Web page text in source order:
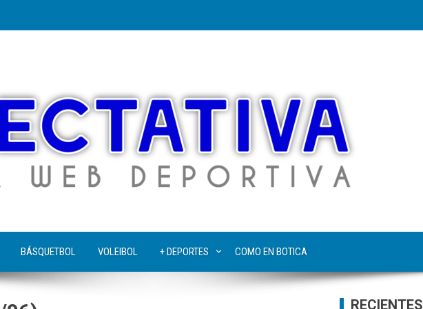
BÁSQUETBOL VOLEIBOL + DEPORTES COMO EN BOTICA
RECIENTES